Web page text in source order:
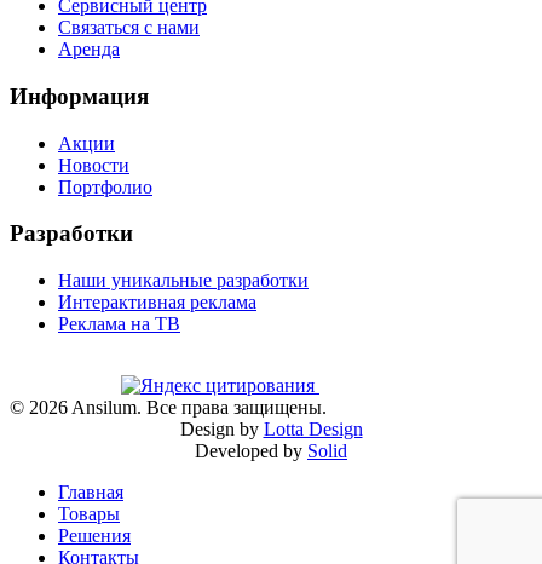
Сервисный центр
Связаться с нами
Аренда
Информация
Акции
Новости
Портфолио
Разработки
Наши уникальные разработки
Интерактивная реклама
Реклама на ТВ
© 2026 Ansilum. Все права защищены.
Design by Lotta Design
Developed by Solid
Главная
Товары
Решения
Контакты